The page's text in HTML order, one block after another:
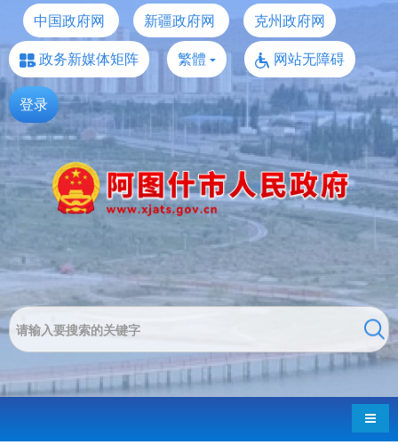
中国政府网 新疆政府网
克州政府网
政务新媒体矩阵
繁體 网站无障碍
登录
导航